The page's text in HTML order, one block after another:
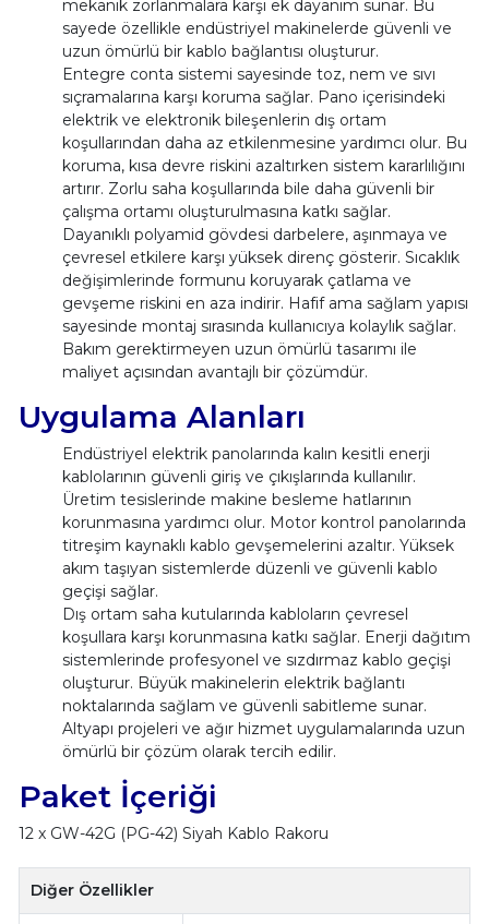
mekanik zorlanmalara karşı ek dayanım sunar. Bu
sayede özellikle endüstriyel makinelerde güvenli ve
uzun ömürlü bir kablo bağlantısı oluşturur.
Entegre conta sistemi sayesinde toz, nem ve sıvı
sıçramalarına karşı koruma sağlar. Pano içerisindeki
elektrik ve elektronik bileşenlerin dış ortam
koşullarından daha az etkilenmesine yardımcı olur. Bu
koruma, kısa devre riskini azaltırken sistem kararlılığını
artırır. Zorlu saha koşullarında bile daha güvenli bir
çalışma ortamı oluşturulmasına katkı sağlar.
Dayanıklı polyamid gövdesi darbelere, aşınmaya ve
çevresel etkilere karşı yüksek direnç gösterir. Sıcaklık
değişimlerinde formunu koruyarak çatlama ve
gevşeme riskini en aza indirir. Hafif ama sağlam yapısı
sayesinde montaj sırasında kullanıcıya kolaylık sağlar.
Bakım gerektirmeyen uzun ömürlü tasarımı ile
maliyet açısından avantajlı bir çözümdür.
Uygulama Alanları
Endüstriyel elektrik panolarında kalın kesitli enerji
kablolarının güvenli giriş ve çıkışlarında kullanılır.
Üretim tesislerinde makine besleme hatlarının
korunmasına yardımcı olur. Motor kontrol panolarında
titreşim kaynaklı kablo gevşemelerini azaltır. Yüksek
akım taşıyan sistemlerde düzenli ve güvenli kablo
geçişi sağlar.
Dış ortam saha kutularında kabloların çevresel
koşullara karşı korunmasına katkı sağlar. Enerji dağıtım
sistemlerinde profesyonel ve sızdırmaz kablo geçişi
oluşturur. Büyük makinelerin elektrik bağlantı
noktalarında sağlam ve güvenli sabitleme sunar.
Altyapı projeleri ve ağır hizmet uygulamalarında uzun
ömürlü bir çözüm olarak tercih edilir.
Paket İçeriği
12 x GW-42G (PG-42) Siyah Kablo Rakoru
Diğer Özellikler